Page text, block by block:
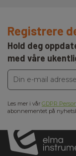
Registrere
Hold deg
med våre
Les mer i vår GDPR
abonnementet på